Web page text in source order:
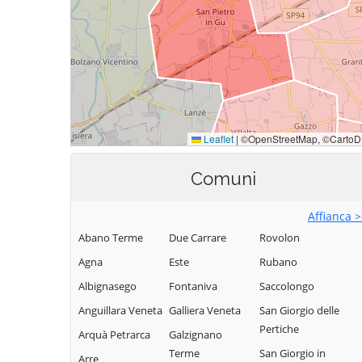
Comuni
Affianca
Abano Terme
Agna
Albignasego
Anguillara Veneta
Arquà Petrarca
Arre
Due Carrare
Este
Fontaniva
Galliera Veneta
Galzignano
Terme
Rovolon
Rubano
Saccolongo
San Giorgio delle
Pertiche
San Giorgio in